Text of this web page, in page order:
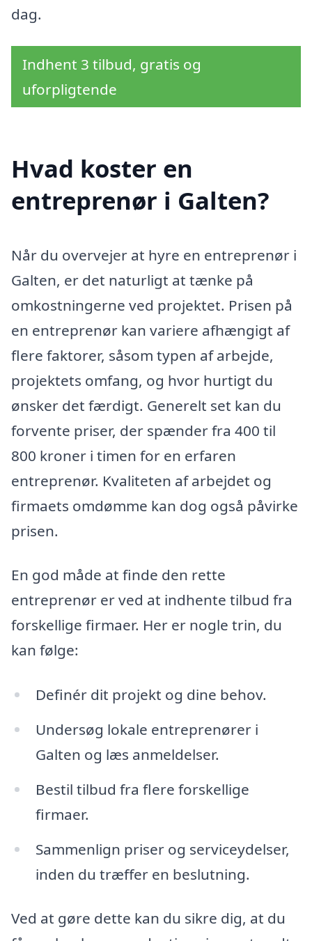
dag.
Indhent 3 tilbud, gratis og
uforpligtende
Hvad koster en
entreprenør i Galten?
Når du overvejer at hyre en entreprenør i
Galten, er det naturligt at tænke på
omkostningerne ved projektet. Prisen på
en entreprenør kan variere afhængigt af
flere faktorer, såsom typen af arbejde,
projektets omfang, og hvor hurtigt du
ønsker det færdigt. Generelt set kan du
forvente priser, der spænder fra 400 til
800 kroner i timen for en erfaren
entreprenør. Kvaliteten af arbejdet og
firmaets omdømme kan dog også påvirke
prisen.
En god måde at finde den rette
entreprenør er ved at indhente tilbud fra
forskellige firmaer. Her er nogle trin, du
kan følge:
Definér dit projekt og dine behov.
Undersøg lokale entreprenører i
Galten og læs anmeldelser.
Bestil tilbud fra flere forskellige
firmaer.
Sammenlign priser og serviceydelser,
inden du træffer en beslutning.
Ved at gøre dette kan du sikre dig, at du